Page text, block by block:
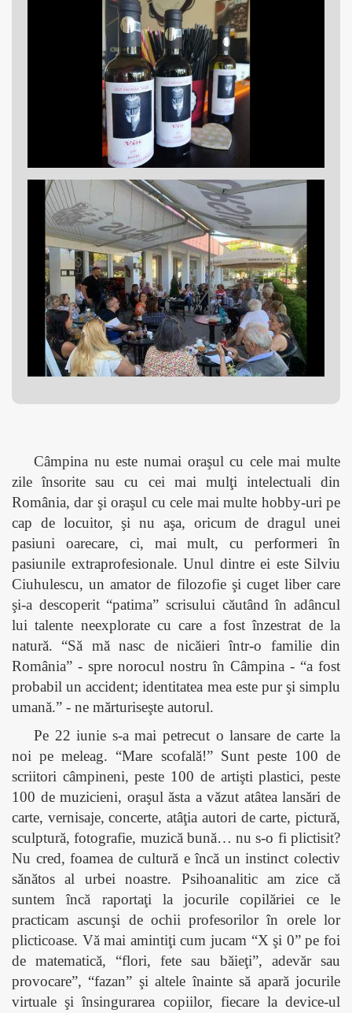
Câmpina nu este numai oraşul cu cele mai multe
zile însorite sau cu cei mai mulţi intelectuali din
România, dar şi oraşul cu cele mai multe hobby-uri pe
cap de locuitor, şi nu aşa, oricum de dragul unei
pasiuni oarecare, ci, mai mult, cu performeri în
pasiunile extraprofesionale. Unul dintre ei este Silviu
Ciuhulescu, un amator de filozofie şi cuget liber care
şi-a descoperit “patima” scrisului căutând în adâncul
lui talente neexplorate cu care a fost înzestrat de la
natură. “Să mă nasc de nicăieri într-o familie din
România” - spre norocul nostru în Câmpina - “a fost
probabil un accident; identitatea mea este pur şi simplu
umană.” - ne mărturiseşte autorul.
Pe 22 iunie s-a mai petrecut o lansare de carte la
noi pe meleag. “Mare scofală!” Sunt peste 100 de
scriitori câmpineni, peste 100 de artişti plastici, peste
100 de muzicieni, oraşul ăsta a văzut atâtea lansări de
carte, vernisaje, concerte, atâţia autori de carte, pictură,
sculptură, fotografie, muzică bună… nu s-o fi plictisit?
Nu cred, foamea de cultură e încă un instinct colectiv
sănătos al urbei noastre. Psihoanalitic am zice că
suntem încă raportaţi la jocurile copilăriei ce le
practicam ascunşi de ochii profesorilor în orele lor
plicticoase. Vă mai amintiţi cum jucam “X şi 0” pe foi
de matematică, “flori, fete sau băieţi”, adevăr sau
provocare”, “fazan” şi altele înainte să apară jocurile
virtuale şi însingurarea copiilor, fiecare la device-ul